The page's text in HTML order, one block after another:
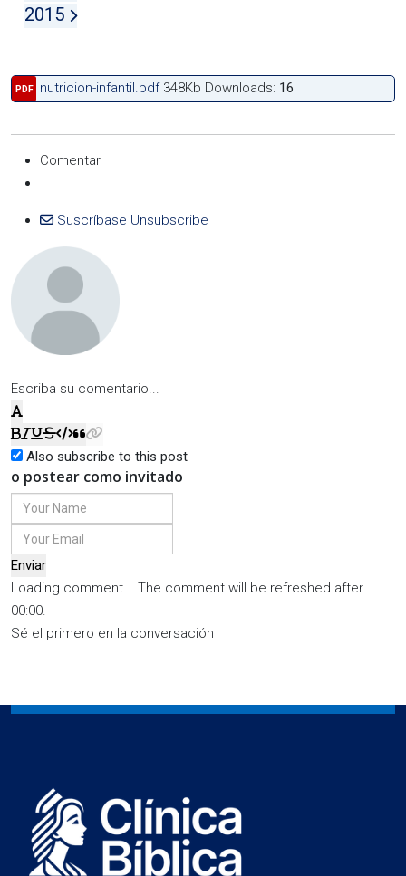
2015
PDF nutricion-infantil.pdf 348Kb Downloads: 16
Comentar
Suscríbase Unsubscribe
Escriba su comentario...
Also subscribe to this post
o postear como invitado
Enviar
Loading comment... The comment will be refreshed after
00:00.
Sé el primero en la conversación